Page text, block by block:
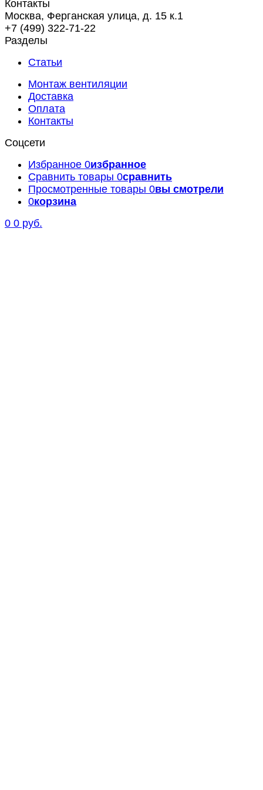
Контакты
Москва, Ферганская улица, д. 15 к.1
+7 (499) 322-71-22
Разделы
Статьи
Монтаж вентиляции
Доставка
Оплата
Контакты
Соцсети
Избранное 0избранное
Сравнить товары 0сравнить
Просмотренные товары 0вы смотрели
0корзина
0 0 руб.